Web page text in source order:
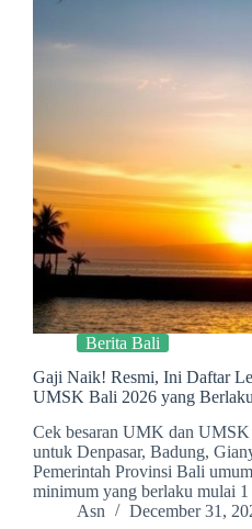
Berita Bali
Gaji Naik! Resmi, Ini Daftar
UMSK Bali 2026 yang
Cek besaran UMK dan
untuk Denpasar, Badung,
Pemerintah Provinsi Bali
minimum yang berlaku mulai 1
Asn
December 31,